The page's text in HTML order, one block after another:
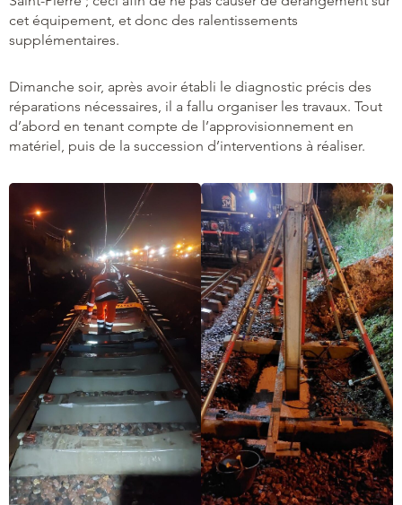
cet équipement, et donc des ralentissements
supplémentaires.
Dimanche soir, après avoir établi le diagnostic précis des
réparations nécessaires, il a fallu organiser les travaux. Tout
d’abord en tenant compte de l’approvisionnement en
matériel, puis de la succession d’interventions à réaliser.